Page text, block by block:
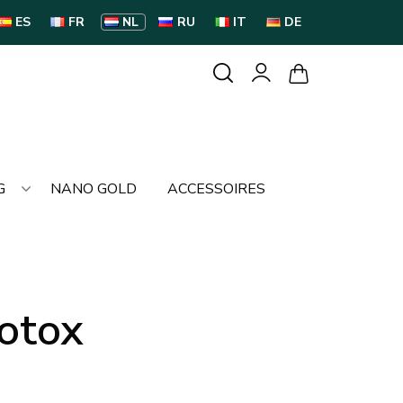
ES FR NL RU IT DE
NANO GOLD ACCESSOIRES